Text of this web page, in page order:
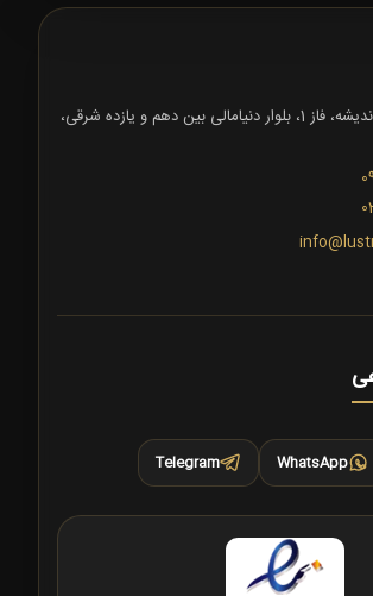
تهران، شهرک اندیشه، فاز 1، بلوار دنیامالی بین دهم و یازده شرقی،
WhatsApp
Telegram